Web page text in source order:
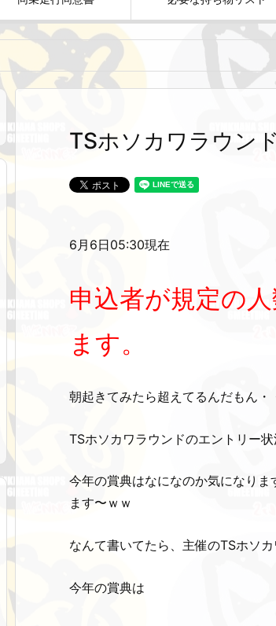
TSホソカワラウン
6月6日05:30現在
申込者が規定の
ます。
朝起きてみたら超えてるんだもん・
TSホソカワラウンドのエントリー状
今年の賞典はなになのか気になり
ます〜ｗｗ
なんて書いてたら、主催のTSホソ
今年の賞典は